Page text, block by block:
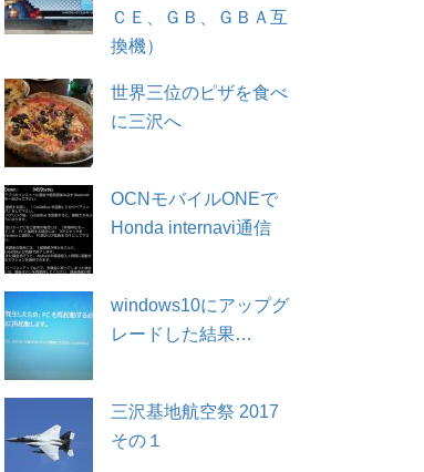
ＣＥ、ＧＢ、ＧＢＡ互
換機）
世界三位のピザを食べ
に三沢へ
OCNモバイルONEで
Honda internavi通信
windows10にアップグ
レードした結果…
三沢基地航空祭 2017
その１